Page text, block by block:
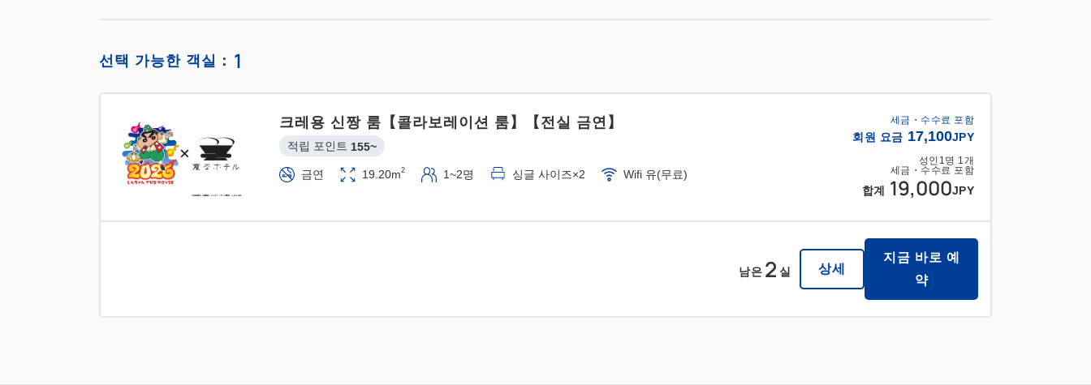
선택 가능한 객실： 1
세금・수수료 포함
회원 요금 17,100JPY
성인 1명 1개
세금・수수료 포함
합계 19,000JPY
크레용 신짱 룸【콜라보레이션 룸】【전실 금연】
적립 포인트 155~
금연 19.20m2 1~2명 싱글 사이즈×2 Wifi 유(무료)
남은 2 실 상세
지금 바로 예
약